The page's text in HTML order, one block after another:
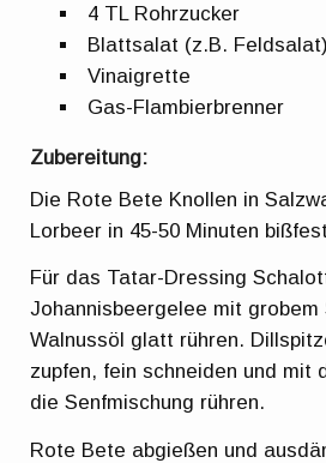
4 TL Rohrzucker
Blattsalat (z.B. Feldsalat)
Vinaigrette
Gas-Flambierbrenner
Zubereitung:
Die Rote Bete Knollen in
Lorbeer in 45-50 Minuten
Für das Tatar-Dressing
Johannisbeergelee mit grobem
Walnussöl glatt rühren.
zupfen, fein schneiden und mit
die Senfmischung rühren.
Rote Bete abgießen und